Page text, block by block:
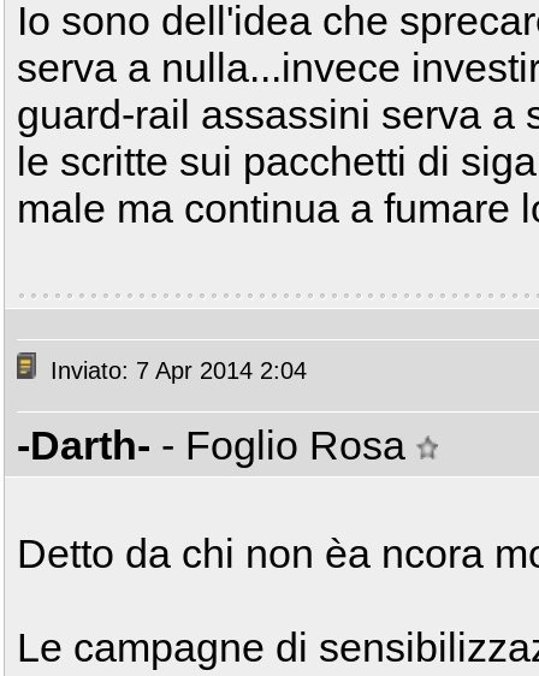
Io sono dell'idea che
serva a nulla...invece
guard-rail assassini serva a
le scritte sui pacchetti di
male ma continua a fumare
Inviato: 7 Apr 2014 2:04
-Darth- - Foglio Rosa
Detto da chi non èa ncora
Le campagne di